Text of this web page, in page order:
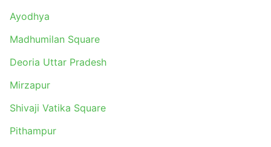
Ayodhya
Madhumilan Square
Deoria Uttar Pradesh
Mirzapur
Shivaji Vatika Square
Pithampur